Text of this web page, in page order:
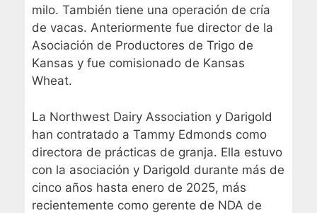
milo. También tiene una operación de cría
de vacas. Anteriormente fue director de la
Asociación de Productores de Trigo de
Kansas y fue comisionado de Kansas
Wheat.
La Northwest Dairy Association y Darigold
han contratado a Tammy Edmonds como
directora de prácticas de granja. Ella estuvo
con la asociación y Darigold durante más de
cinco años hasta enero de 2025, más
recientemente como gerente de NDA de